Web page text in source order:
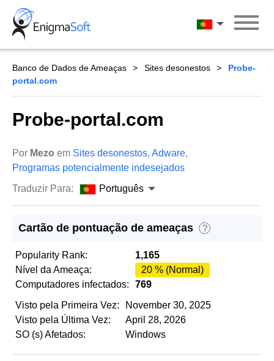
Skip
content
Português
Banco de Dados de Ameaças Sites desonestos
Probe-
portal.com
Probe-portal.com
Por Mezo em Sites desonestos, Adware,
Programas potencialmente indesejados
Traduzir Para:
Português
Cartão de pontuação de ameaças ?
Popularity Rank:
1,165
Nível da Ameaça:
20 % (Normal)
Computadores infectados:
769
Visto pela Primeira Vez:
November 30, 2025
Visto pela Última Vez:
April 28, 2026
SO (s) Afetados:
Windows